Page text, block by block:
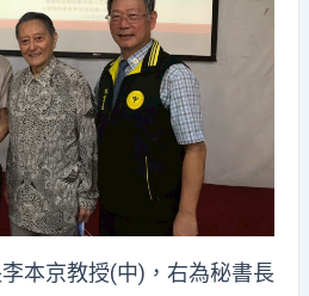
本京教授(中)，右為秘書長